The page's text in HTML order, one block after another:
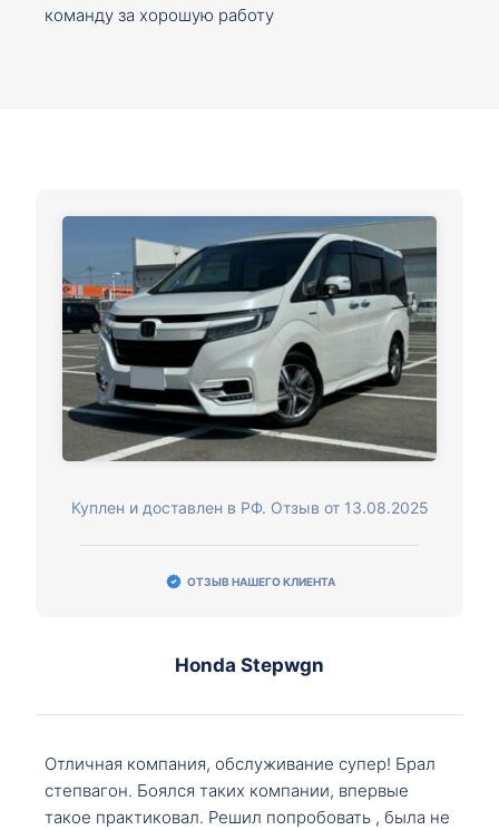
команду за хорошую работу
Куплен и доставлен в РФ. Отзыв от 13.08.2025
ОТЗЫВ НАШЕГО КЛИЕНТА
Honda Stepwgn
Отличная компания, обслуживание супер! Брал
степвагон. Боялся таких компании, впервые
такое практиковал. Решил попробовать , была не